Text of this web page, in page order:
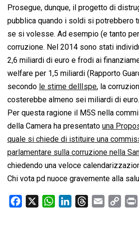
Prosegue, dunque, il progetto di
pubblica quando i soldi si potrebbero
se si volesse. Ad esempio (e tanto
corruzione. Nel 2014 sono stati
2,6 miliardi di euro e frodi ai
welfare per 1,5 miliardi (Rapporto
secondo le stime dellIspe, la
costerebbe almeno sei miliardi di euro.
Per questa ragione il M5S nella
della Camera ha presentato una
quale si chiede di istituire una
parlamentare sulla corruzione nella
chiedendo una veloce
Chi vota pd nuoce gravemente alla
W